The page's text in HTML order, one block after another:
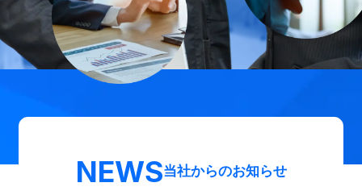
NEWS当社からのお知らせ